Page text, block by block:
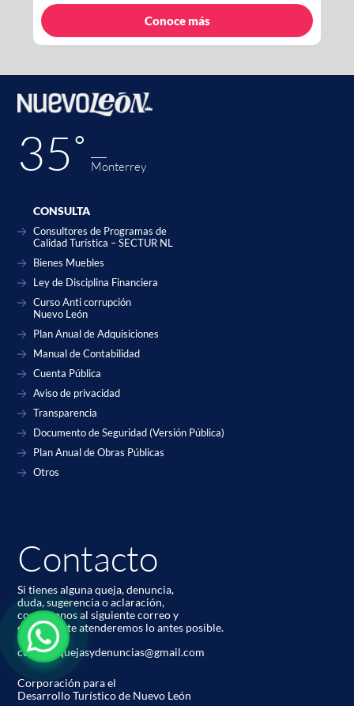
Conoce más
35˚ Monterrey
CONSULTA
Consultores de Programas de
Calidad Turística – SECTUR NL
Bienes Muebles
Ley de Disciplina Financiera
Curso Anti corrupción
Nuevo León
Plan Anual de Adquisiciones
Manual de Contabilidad
Cuenta Pública
Aviso de privacidad
Transparencia
Documento de Seguridad (Versión Pública)
Plan Anual de Obras Públicas
Otros
Contacto
Si tienes alguna queja, denuncia,
duda, sugerencia o aclaración,
contáctanos al siguiente correo y
con gusto te atenderemos lo antes posible.
codetur.quejasydenuncias@gmail.com
Corporación para el
Desarrollo Turístico de Nuevo León